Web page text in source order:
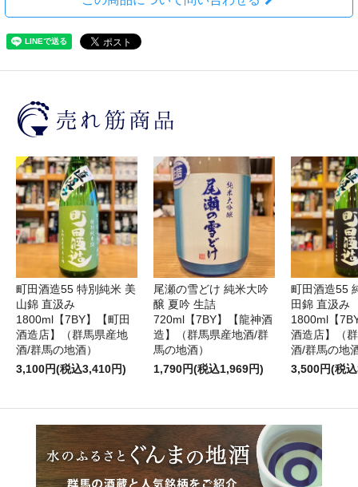
町田酒造55 特別純米 美
山錦 直汲み
1800ml【7BY】【町田
酒造店】（群馬県産地
酒/群馬の地酒）
3,100円(税込3,410円)
尾瀬の雪どけ 純米大吟
醸 夏吟 生詰
720ml【7BY】【龍神酒
造】（群馬県産地酒/群
馬の地酒）
1,790円(税込1,969円)
町田酒造55
田錦 直汲み
1800ml【
酒造店】（
酒/群馬の地
3,500円(税